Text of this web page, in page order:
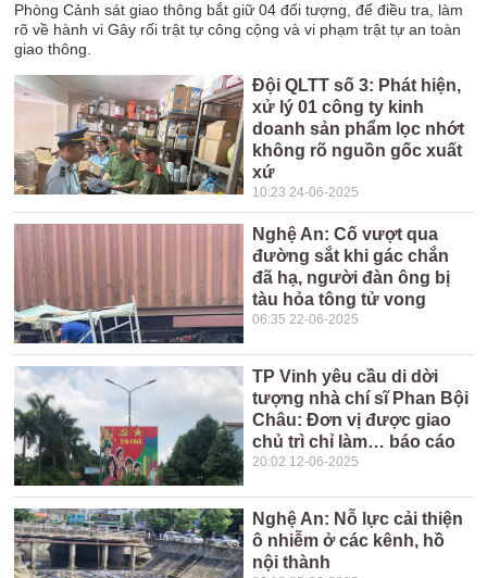
Phòng Cảnh sát giao thông bắt giữ 04 đối tượng, để điều tra, làm
rõ về hành vi Gây rối trật tự công cộng và vi phạm trật tự an toàn
giao thông.
Đội QLTT số 3: Phát hiện,
xử lý 01 công ty kinh
doanh sản phẩm lọc nhớt
không rõ nguồn gốc xuất
xứ
10:23 24-06-2025
Nghệ An: Cố vượt qua
đường sắt khi gác chắn
đã hạ, người đàn ông bị
tàu hỏa tông tử vong
06:35 22-06-2025
TP Vinh yêu cầu di dời
tượng nhà chí sĩ Phan Bội
Châu: Đơn vị được giao
chủ trì chỉ làm… báo cáo
20:02 12-06-2025
Nghệ An: Nỗ lực cải thiện
ô nhiễm ở các kênh, hồ
nội thành